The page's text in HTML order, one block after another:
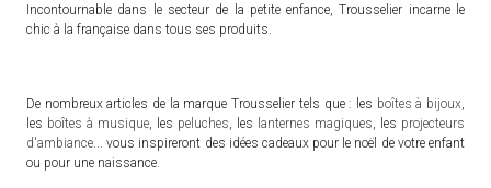
Incontournable dans le secteur de la petite enfance, Trousselier incarne le
chic à la française dans tous ses produits.
De nombreux articles de la marque Trousselier tels que : les boîtes à bijoux,
les boîtes à musique, les peluches, les lanternes magiques, les projecteurs
d'ambiance... vous inspireront des idées cadeaux pour le noël de votre enfant
ou pour une naissance.